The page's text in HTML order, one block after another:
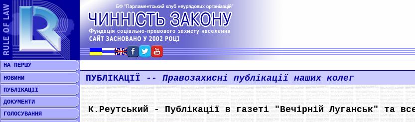
НА ПЕРШУ
НОВИНИ
ПУБЛІКАЦІЇ
ДОКУМЕНТИ
ГОЛОСУВАННЯ
ПУБЛІКАЦІЇ -- Правозахисні публікації наших колег
К.Реутський - Публікації в газеті "Вечірній Луганськ" та